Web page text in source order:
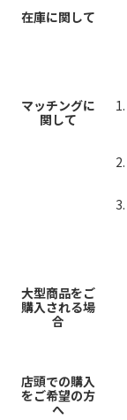
在庫に関して
マッチングに
関して
大型商品をご
購入される場
合
店頭での購入
をご希望の方
へ